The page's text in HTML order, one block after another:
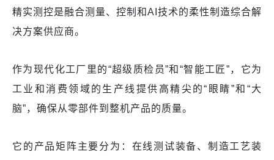
精实测控是融合测量、控制和AI技术的柔性制造综合解
决方案供应商。
作为现代化工厂里的“超级质检员”和“智能工匠”，它为
工业和消费领域的生产线提供高精尖的“眼睛”和“大
脑”，确保从零部件到整机产品的质量。
它的产品矩阵主要分为：在线测试装备、制造工艺装